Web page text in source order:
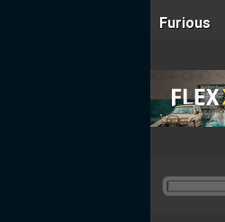
Furious